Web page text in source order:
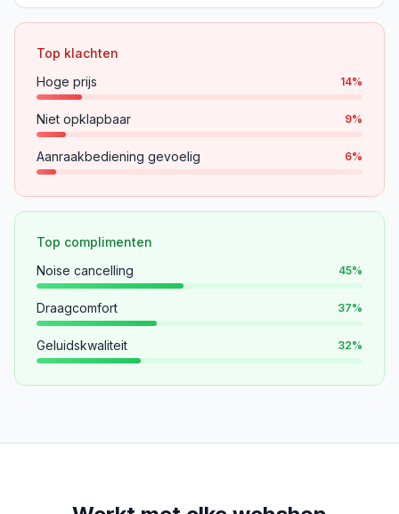
Top klachten
Hoge prijs
14%
Niet opklapbaar 9%
Aanraakbediening gevoelig 6%
Top complimenten
Noise cancelling
45%
Draagcomfort 37%
Geluidskwaliteit 32%